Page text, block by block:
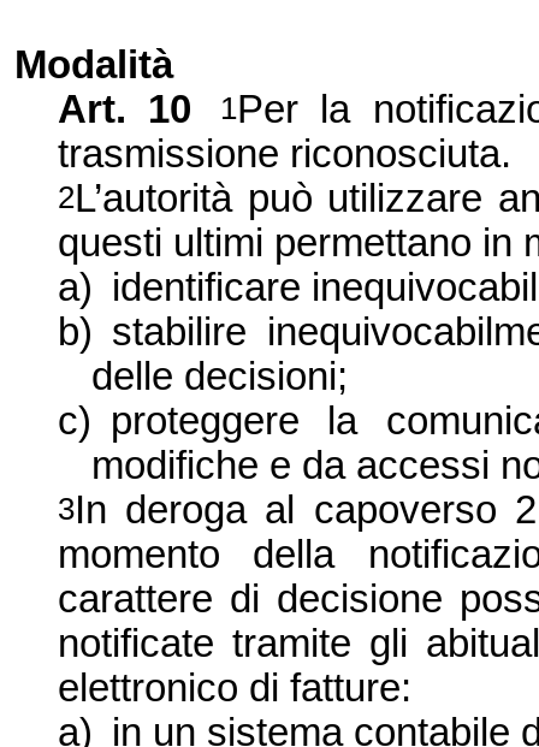
Modalità
Art. 10
1Per la
trasmissione riconosciuta.
2L’autorità può utilizzare
questi ultimi permettano in
a) identificare
b) stabilire
delle decisioni;
c) proteggere la
modifiche e da accessi
3In deroga al capoverso
momento della
carattere di decisione
notificate tramite gli
elettronico di fatture:
a) in un sistema contabile